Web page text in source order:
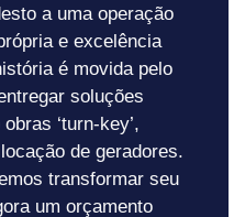
a uma operação
e excelência
é movida pelo
soluções
‘turn-key’,
de geradores.
transformar seu
um orçamento